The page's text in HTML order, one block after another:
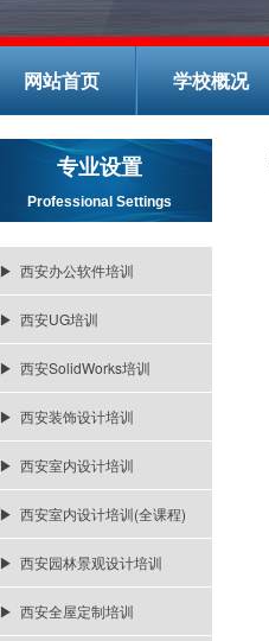
网站首页 学校概况
专业设置
Professional Settings
▶ 西安办公软件培训
▶ 西安UG培训
▶ 西安SolidWorks培训
▶ 西安装饰设计培训
▶ 西安室内设计培训
▶ 西安室内设计培训(全课程)
▶ 西安园林景观设计培训
▶ 西安全屋定制培训